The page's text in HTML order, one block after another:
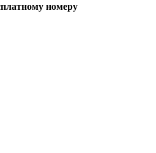
номеру